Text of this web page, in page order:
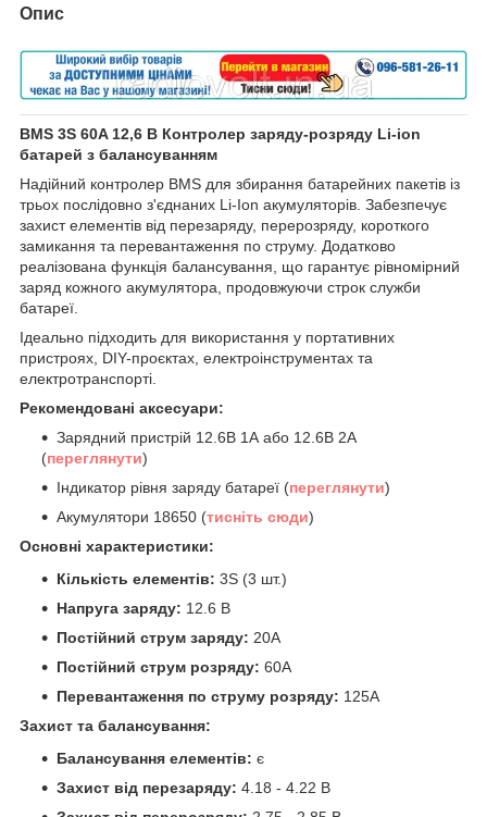
Опис
BMS 3S 60A 12,6 В Контролер заряду-розряду Li-ion
батарей з балансуванням
Надійний контролер BMS для збирання батарейних пакетів із
трьох послідовно з'єднаних Li-Ion акумуляторів. Забезпечує
захист елементів від перезаряду, перерозряду, короткого
замикання та перевантаження по струму. Додатково
реалізована функція балансування, що гарантує рівномірний
заряд кожного акумулятора, продовжуючи строк служби
батареї.
Ідеально підходить для використання у портативних
пристроях, DIY-проєктах, електроінструментах та
електротранспорті.
Рекомендовані аксесуари:
Зарядний пристрій 12.6В 1А або 12.6В 2А
(переглянути)
Індикатор рівня заряду батареї (переглянути)
Акумулятори 18650 (тисніть сюди)
Основні характеристики:
Кількість елементів: 3S (3 шт.)
Напруга заряду: 12.6 В
Постійний струм заряду: 20А
Постійний струм розряду: 60А
Перевантаження по струму розряду: 125А
Захист та балансування:
Балансування елементів: є
Захист від перезаряду: 4.18 - 4.22 В